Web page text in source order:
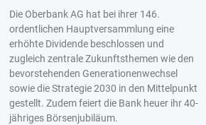
Die Oberbank AG hat bei ihrer 146.
ordentlichen Hauptversammlung eine
erhöhte Dividende beschlossen und
zugleich zentrale Zukunftsthemen wie den
bevorstehenden Generationenwechsel
sowie die Strategie 2030 in den Mittelpunkt
gestellt. Zudem feiert die Bank heuer ihr 40-
jähriges Börsenjubiläum.